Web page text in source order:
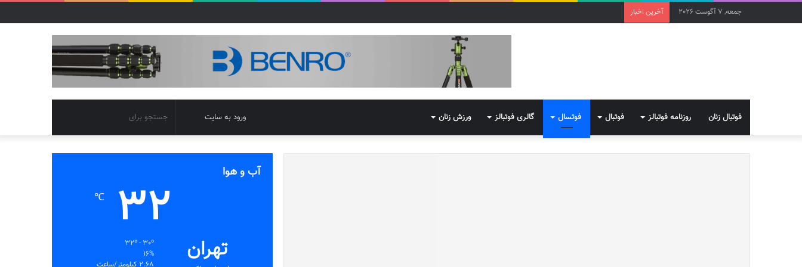
جمعه, 7 آگوست 2026 آخرین اخبار
فوتبال زنان روزنامه فوتبالز فوتبال فوتسال گالری فوتبالز ورزش زنان
برای
تغییر
پوسته
ورود به سایت
آب و هوا
تهران
32
℃
16%
2.68 کیلومتر/ساعت